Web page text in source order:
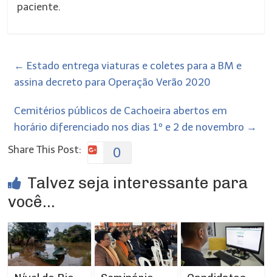
paciente.
← Estado entrega viaturas e coletes para a BM e
assina decreto para Operação Verão 2020
Cemitérios públicos de Cachoeira abertos em
horário diferenciado nos dias 1º e 2 de novembro →
Share This Post:
0
Talvez seja interessante para
você...